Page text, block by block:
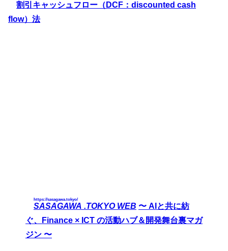
割引キャッシュフロー（DCF：discounted cash
flow）法
SASAGAWA .TOKYO WEB
https://sasagawa.tokyo/
〜 AIと共に紡
ぐ、Finance × ICT の活動ハブ＆開発舞台裏マガ
ジン 〜